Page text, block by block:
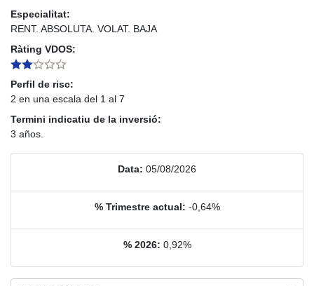
Especialitat:
RENT. ABSOLUTA. VOLAT. BAJA
Ràting VDOS:
Perfil de risc:
2 en una escala del 1 al 7
Termini indicatiu de la inversió:
3 años.
Data: 05/08/2026
% Trimestre actual: -0,64%
% 2026: 0,92%